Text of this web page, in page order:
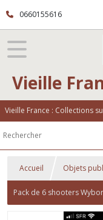
0660155616
Vieille
Accueil Objets
Pack de 6 shooters